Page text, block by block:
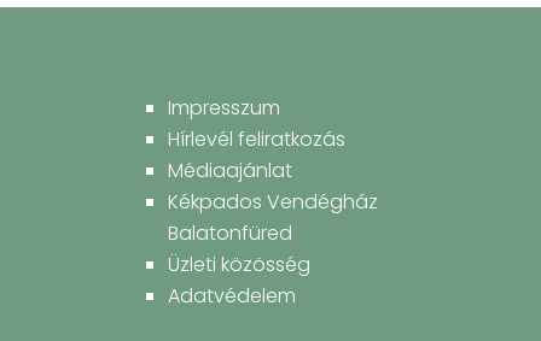
Impresszum
Hírlevél feliratkozás
Médiaajánlat
Kékpados Vendégház
Balatonfüred
Üzleti közösség
Adatvédelem